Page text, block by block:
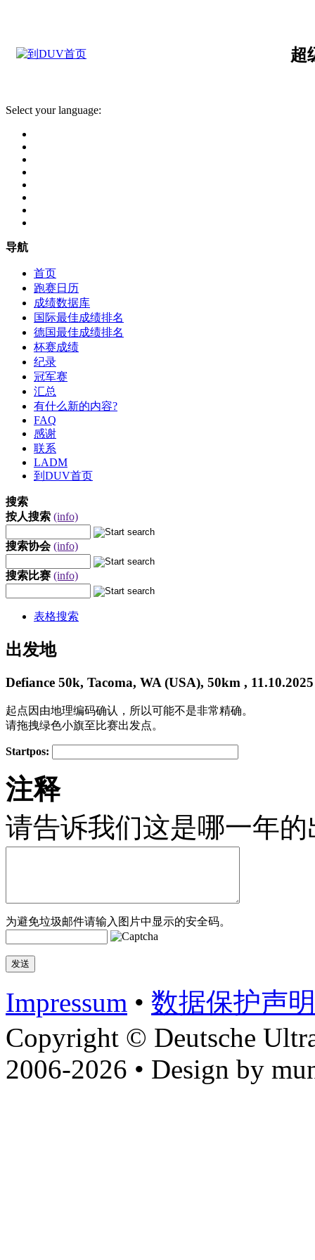
超
Select your language:
导航
首页
跑赛日历
成绩数据库
国际最佳成绩排名
德国最佳成绩排名
杯赛成绩
纪录
冠军赛
汇总
有什么新的内容?
FAQ
感谢
联系
LADM
到DUV首页
搜索
按人搜索 (info)
搜索协会 (info)
搜索比赛 (info)
表格搜索
出发地
Defiance 50k, Tacoma, WA (USA), 50km , 11.10.2025
起点因由地理编码确认，所以可能不是非常精确。
请拖拽绿色小旗至比赛出发点。
−
Startpos:
注释
请告诉我们这是哪一年
为避免垃圾邮件请输入图片中显示的安全码。
Impressum • 数据​保护​声明
Copyright © Deutsche
2006-2026 • Design by